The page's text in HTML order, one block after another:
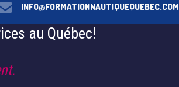
INFO@FORMATIONNAUTIQUEQUEBEC.COM
au Québec!